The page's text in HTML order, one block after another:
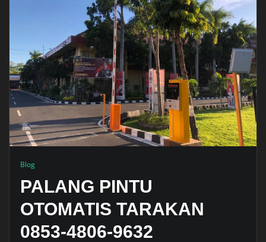
Blog
PALANG PINTU
OTOMATIS TARAKAN
0853-4806-9632